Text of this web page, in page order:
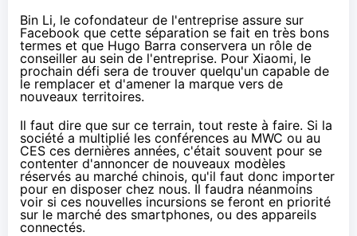
Bin Li, le cofondateur de l'entreprise assure sur
Facebook que cette séparation se fait en très bons
termes et que Hugo Barra conservera un rôle de
conseiller au sein de l'entreprise. Pour Xiaomi, le
prochain défi sera de trouver quelqu'un capable de
le remplacer et d'amener la marque vers de
nouveaux territoires.
Il faut dire que sur ce terrain, tout reste à faire. Si la
société a multiplié les conférences au MWC ou au
CES ces dernières années, c'était souvent pour se
contenter d'annoncer de nouveaux modèles
réservés au marché chinois, qu'il faut donc importer
pour en disposer chez nous. Il faudra néanmoins
voir si ces nouvelles incursions se feront en priorité
sur le marché des smartphones, ou des appareils
connectés.